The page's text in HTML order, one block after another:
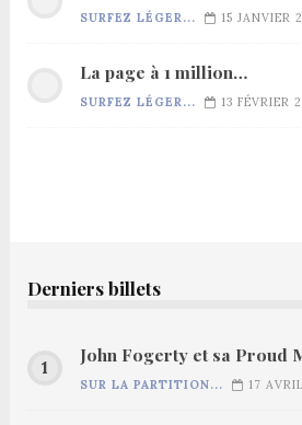
SURFEZ LÉGER... 15 JANVIER
La page à 1 million…
SURFEZ LÉGER... 13 FÉVRIER
Derniers billets
John Fogerty et sa Proud
SUR LA PARTITION... 17